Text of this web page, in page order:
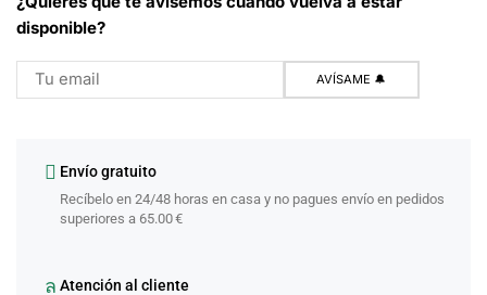
disponible?
Envío gratuito
Recíbelo en 24/48 horas en casa y no pagues envío en pedidos
superiores a 65.00 €
Atención al cliente